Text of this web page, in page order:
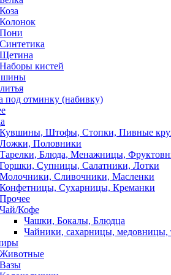
Коза
Колонок
Пони
Синтетика
Щетина
Наборы кистей
под отминку (набивку)
Кувшины, Штофы, Стопки, Пивные
Ложки, Половники
Тарелки, Блюда, Менажницы,
Горшки, Супницы, Салатники, Лотки
Молочники, Сливочники, Масленки
Конфетницы, Сухарницы, Креманки
Прочее
Чай/Кофе
Чашки, Бокалы, Блюдца
Чайники, сахарницы, медовницы,
Животные
Вазы